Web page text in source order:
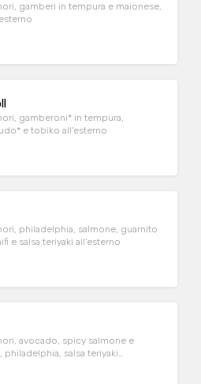
gamberi in tempura e maionese,
gamberoni* in tempura,
e tobiko all'esterno
philadelphia, salmone, guarnito
e salsa teriyaki all'esterno
avocado, spicy salmone e
salsa teriyaki